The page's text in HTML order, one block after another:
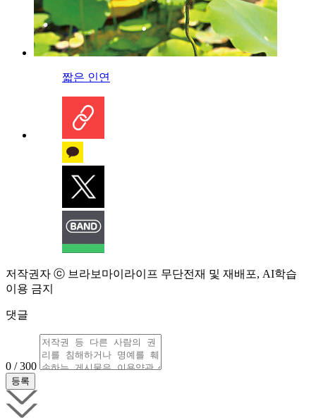
짧은 인연
저작권자 ⓒ 브라보마이라이프 무단전재 및 재배포, AI학습
이용 금지
댓글
0 / 300